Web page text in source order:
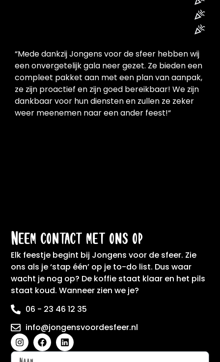
“Mede dankzij Jongens voor de sfeer hebben wij
een onvergetelijk gala neer gezet. Ze bieden een
compleet pakket aan met een plan van aanpak,
ze zijn proactief en zijn goed bereikbaar! We zijn
dankbaar voor hun diensten en zullen ze zeker
weer meenemen naar een ander feest!“
Neem contact met ons op
Elk feestje begint bij Jongens voor de sfeer. Zie
ons als je ‘stap één’ op je to-do list. Dus waar
wacht je nog op? De koffie staat klaar en het pils
staat koud. Wanneer zien we je?
06 - 23 46 12 35
info@jongensvoordesfeer.nl